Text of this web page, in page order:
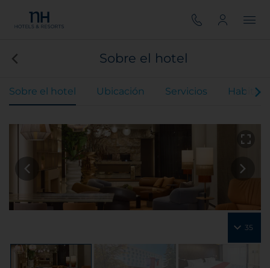
Sobre el hotel
Sobre el hotel Ubicación Servicios
35